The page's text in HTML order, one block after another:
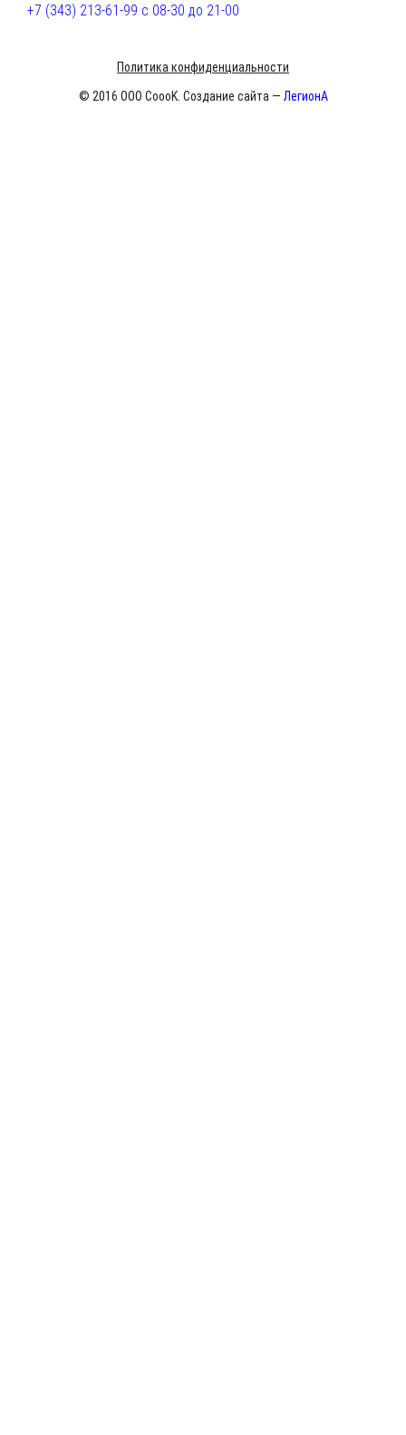
+7 (343) 213-61-99 с 08-30 до 21-00
Политика конфиденциальности
© 2016 ООО CoooK. Создание сайта — ЛегионА